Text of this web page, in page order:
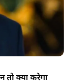
तो क्या करेगा